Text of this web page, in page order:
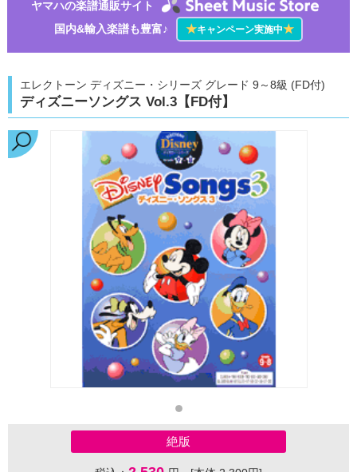
ヤマハの楽譜通販サイト
国内&輸入楽譜も豊富♪
★キャンペーン実施中★
エレクトーン ディズニー・シリーズ グレード 9～8級 (FD付)
ディズニーソングス Vol.3【FD付】
絶版